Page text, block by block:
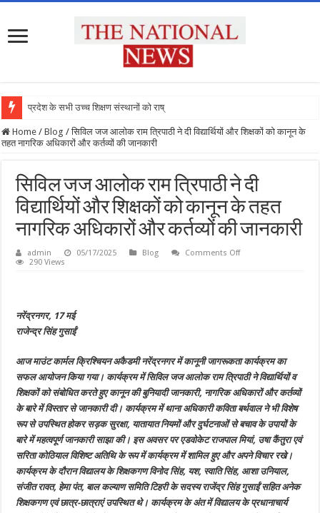
प्रदेश के सभी उच्च शिक्षण संस्थानों को राष्ट्र
Home / Blog / सिविल जज आलोक राम त्रिपाठी ने दी विद्यार्थियों और शिक्षकों को कानून के
तहत नागरिक अधिकारों और कर्तव्यों की जानकारी
सिविल जज आलोक राम त्रिपाठी ने दी
विद्यार्थियों और शिक्षकों को कानून के तहत
नागरिक अधिकारों और कर्तव्यों की जानकारी
admin 05/17/2025 Blog Comments Offon
कानून
के
तहत
नागरिक
अधिकारों
और
कर्तव्यों
की
जानकारी
290 Views
नरेंद्रनगर, 17 मई
राजेन्द्र सिंह गुसाईं
आज माउंट कार्मल क्रिश्चियन अकैडमी नरेंद्रनगर में कानूनी जागरूकता कार्यक्रम का
सफल आयोजन किया गया। कार्यक्रम में सिविल जज आलोक राम त्रिपाठी ने विद्यार्थियों व
शिक्षकों को संबोधित करते हुए कानून की बुनियादी जानकारी, नागरिक अधिकारों और कर्तव्यों
के बारे में विस्तार से जानकारी दी। कार्यक्रम में थाना अधिकारी कविता बर्थवाल ने भी विशेष
रूप से उपस्थित होकर सड़क सुरक्षा, यातायात नियमों और दुर्घटनाओं से बचाव के उपायों के
बारे में महत्वपूर्ण जानकारी साझा की। इस अवसर पर एडवोकेट राजपाल मियां, उषा कैंतुरा एवं
सरिता कोठियाल विशिष्ट अतिथि के रूप में कार्यक्रम में शामिल हुए और अपने विचार रखे।
कार्यक्रम के दौरान विद्यालय के शिक्षकगण विनोद सिंह, यश, स्वाति सिंह, आशा उनियाल,
संजीत रावत, हेमा पंत, बाल कल्याण समिति टिहरी के सदस्य राजेंद्र सिंह गुसाईं सहित अनेक
शिक्षकगण एवं छात्र-छात्राएं उपस्थित थे। कार्यक्रम के अंत में विद्यालय के प्रधानाचार्य